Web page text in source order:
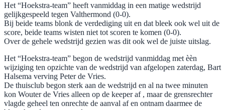
Het “Hoekstra-team” heeft vanmiddag in een matige wedstrijd
gelijkgespeeld tegen Valthermond (0-0).
Bij beide teams blonk de verdediging uit en dat bleek ook wel uit de
score, beide teams wisten niet tot scoren te komen (0-0).
Over de gehele wedstrijd gezien was dit ook wel de juiste uitslag.
Het “Hoekstra-team” begon de wedstrijd vanmiddag met èèn
wijziging ten opzichte van de wedstrijd van afgelopen zaterdag, Bart
Halsema verving Peter de Vries.
De thuisclub begon sterk aan de wedstrijd en al na twee minuten
kon Wouter de Vries alleen op de keeper af , maar de grensrechter
vlagde geheel ten onrechte de aanval af en ontnam daarmee de